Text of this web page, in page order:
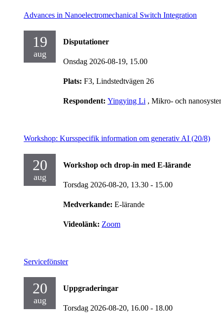
Advances in Nanoelectromechanical Switch Integration
19
aug
Disputationer
Onsdag 2026-08-19, 15.00
Plats: F3, Lindstedtvägen 26
Respondent: Yingying Li , Mikro- och
Workshop: Kursspecifik information om generativ AI (20/8)
20
aug
Workshop och drop-in med E-lärande
Torsdag 2026-08-20, 13.30 - 15.00
Medverkande: E-lärande
Videolänk: Zoom
Servicefönster
20
aug
Uppgraderingar
Torsdag 2026-08-20, 16.00 - 18.00